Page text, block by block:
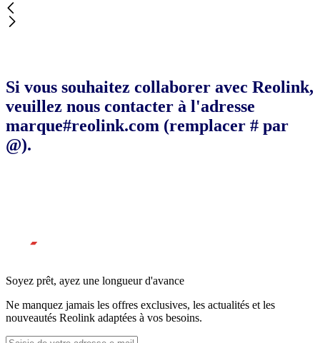
Si vous souhaitez collaborer avec Reolink,
veuillez nous contacter à l'adresse
marque#reolink.com (remplacer # par
@).
Soyez prêt, ayez une longueur d'avance
Ne manquez jamais les offres exclusives, les actualités et les
nouveautés Reolink adaptées à vos besoins.